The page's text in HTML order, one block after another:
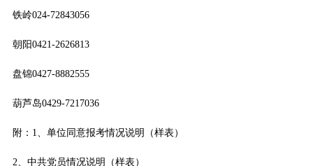
铁岭024-72843056
朝阳0421-2626813
盘锦0427-8882555
葫芦岛0429-7217036
附：1、 单位同意报考情况说明（样表）
2、 中共党员情况说明（样表）